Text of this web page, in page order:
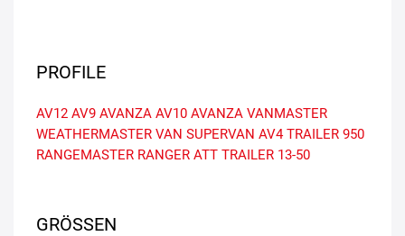
PROFILE
AV12 AV9 AVANZA AV10 AVANZA VANMASTER
WEATHERMASTER VAN SUPERVAN AV4 TRAILER 950
RANGEMASTER RANGER ATT TRAILER 13-50
GRÖSSEN